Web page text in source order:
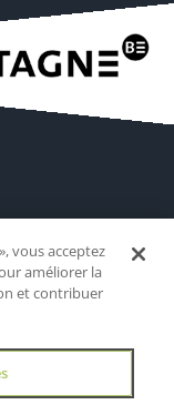
vous acceptez
améliorer la
et contribuer